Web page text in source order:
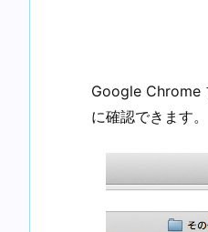
Google Chrome
に確認できます。